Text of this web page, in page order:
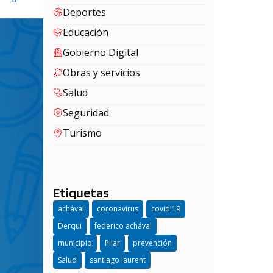
Deportes
Educación
Gobierno Digital
Obras y servicios
Salud
Seguridad
Turismo
Etiquetas
achával coronavirus
covid 19
Derqui
federico achával
municipio
Pilar
prevención
Salud
santiago laurent